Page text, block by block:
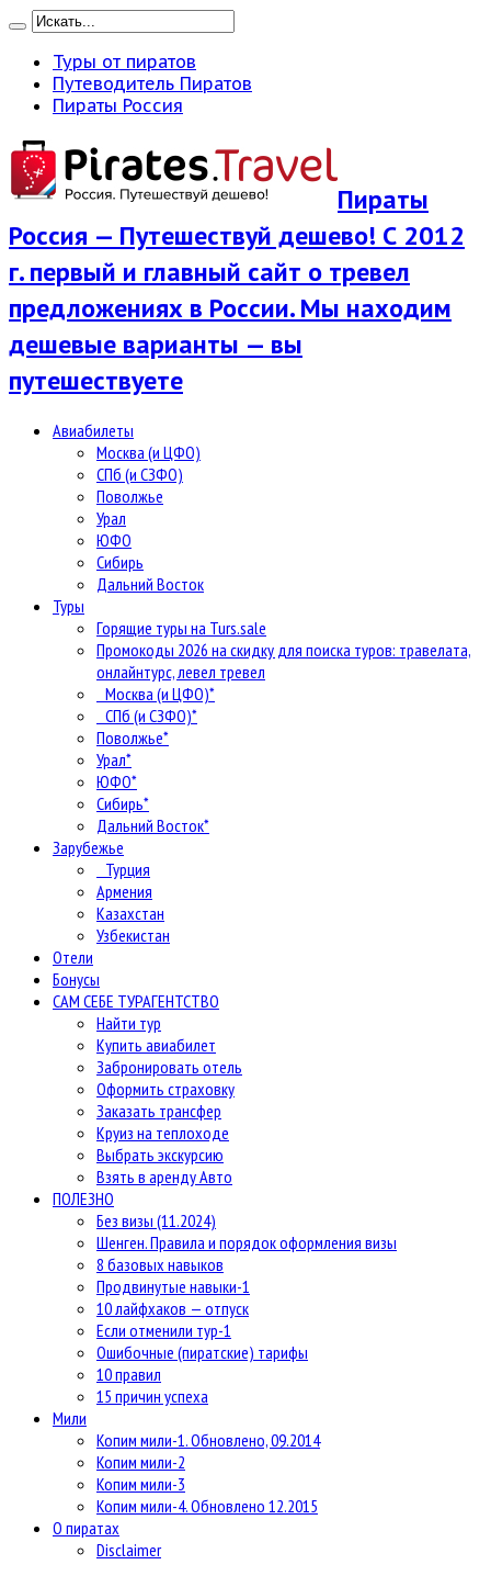
Туры от пиратов
Путеводитель Пиратов
Пираты Россия
Пираты
Россия — Путешествуй дешево! С 2012
г. первый и главный сайт о тревел
предложениях в России. Мы находим
дешевые варианты — вы
путешествуете
Авиабилеты
Москва (и ЦФО)
СПб (и СЗФО)
Поволжье
Урал
ЮФО
Сибирь
Дальний Восток
Туры
Горящие туры на Turs.sale
Промокоды 2026 на скидку для поиска туров: травелата,
онлайнтурс, левел тревел
Москва (и ЦФО)*
СПб (и СЗФО)*
Поволжье*
Урал*
ЮФО*
Сибирь*
Дальний Восток*
Зарубежье
Турция
Армения
Казахстан
Узбекистан
Отели
Бонусы
САМ СЕБЕ ТУРАГЕНТСТВО
Найти тур
Купить авиабилет
Забронировать отель
Оформить страховку
Заказать трансфер
Круиз на теплоходе
Выбрать экскурсию
Взять в аренду Авто
ПОЛЕЗНО
Без визы (11.2024)
Шенген. Правила и порядок оформления визы
8 базовых навыков
Продвинутые навыки-1
10 лайфхаков — отпуск
Если отменили тур-1
Ошибочные (пиратские) тарифы
10 правил
15 причин успеха
Мили
Копим мили-1. Обновлено, 09.2014
Копим мили-2
Копим мили-3
Копим мили-4. Обновлено 12.2015
О пиратах
Disclaimer